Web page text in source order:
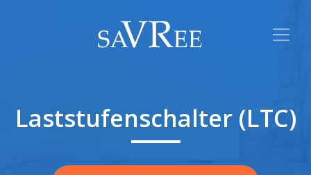
Laststufenschalter (LTC)